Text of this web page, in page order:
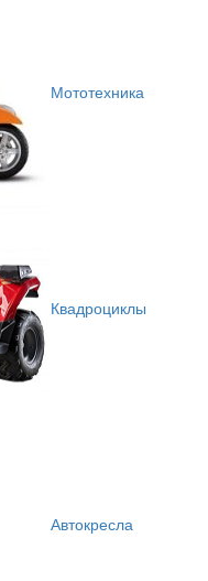
Мототехника
Квадроциклы
Автокресла